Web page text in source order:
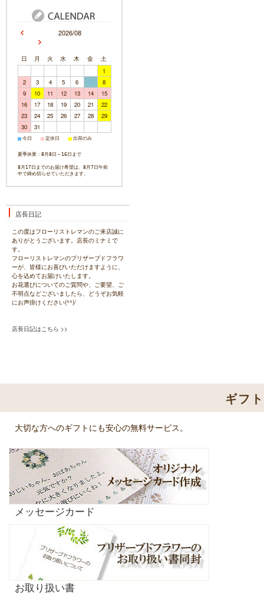
2026/08
日 月 火 水 木 金
土
1
2
3 4 5 6 7
8
9
10 11 12 13 14
15
16
17 18 19 20 21
22
23
24 25 26 27 28
29
30
31
■ 今日 ■ 定休日 ■ 出荷のみ
夏季休業：8月8日～16日まで
8月17日までのお届け希望は、8月7日午前
中で締め切らせていただきます。
店長日記
この度はフローリストレマンのご来店誠に
ありがとうございます。店長のミナミで
す。
フローリストレマンのプリザーブドフラワ
ーが、皆様にお喜びいただけますように、
心を込めてお届けいたします。
お花選びについてのご質問や、ご要望、ご
不明点などございましたら、どうぞお気軽
にお声掛けください(^^)/
店長日記はこちら >>
ギフ
大切な方へのギフトにも安心の無料サービス。
メッセージカード
お取り扱い書